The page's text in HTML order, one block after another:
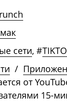
сети, #
/
от
15-